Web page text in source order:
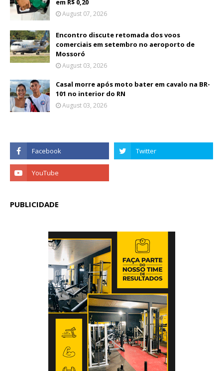
em R$ 0,20
August 07, 2026
Encontro discute retomada dos voos
comerciais em setembro no aeroporto de
Mossoró
August 03, 2026
Casal morre após moto bater em cavalo na BR-
101 no interior do RN
August 03, 2026
PUBLICIDADE